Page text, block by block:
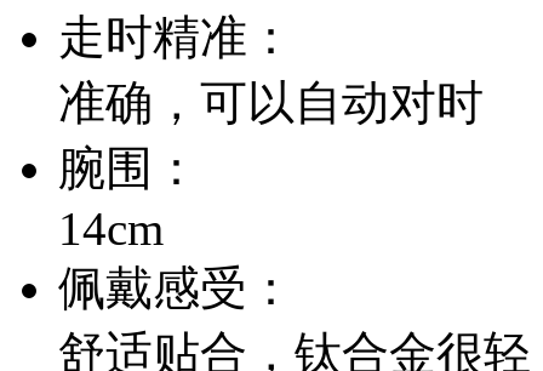
走时精准：
准确，可以自动对时
腕围：
14cm
佩戴感受：
舒适贴合，钛合金很